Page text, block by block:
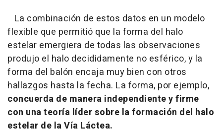
La combinación de estos datos en un modelo
flexible que permitió que la forma del halo
estelar emergiera de todas las observaciones
produjo el halo decididamente no esférico, y la
forma del balón encaja muy bien con otros
hallazgos hasta la fecha. La forma, por ejemplo,
concuerda de manera independiente y firme
con una teoría líder sobre la formación del halo
estelar de la Vía Láctea.